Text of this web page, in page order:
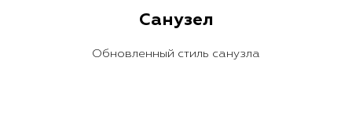
Санузел
Обновленный стиль санузла